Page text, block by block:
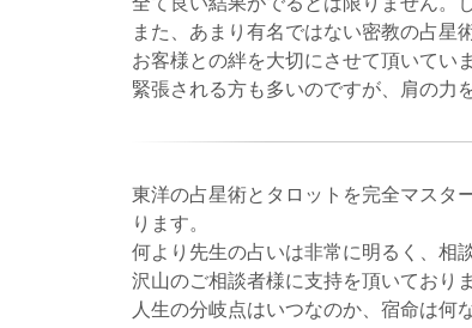
また、あまり有名ではない密教の占星
お客様との絆を大切にさせて頂いてい
緊張される方も多いのですが、肩の力
東洋の占星術とタロットを完全マスタ
ります。
何より先生の占いは非常に明るく、相
沢山のご相談者様に支持を頂いておりま
人生の分岐点はいつなのか、宿命は何